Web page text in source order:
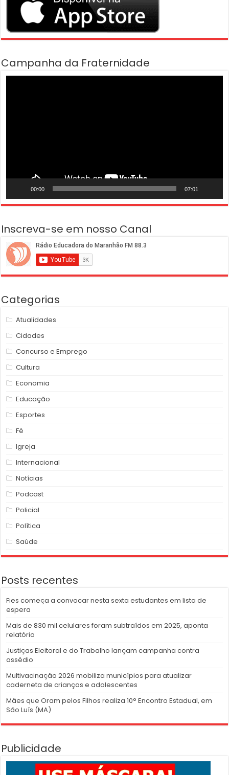
Campanha da Fraternidade
00:00 07:01
Inscreva-se em nosso Canal
Categorias
Atualidades
Cidades
Concurso e Emprego
Cultura
Economia
Educação
Esportes
Fé
Igreja
Internacional
Notícias
Podcast
Policial
Política
Saúde
Posts recentes
Fies começa a convocar nesta sexta estudantes em lista de
espera
Mais de 830 mil celulares foram subtraídos em 2025, aponta
relatório
Justiças Eleitoral e do Trabalho lançam campanha contra
assédio
Multivacinação 2026 mobiliza municípios para atualizar
caderneta de crianças e adolescentes
Mães que Oram pelos Filhos realiza 10° Encontro Estadual, em
São Luís (MA)
Publicidade